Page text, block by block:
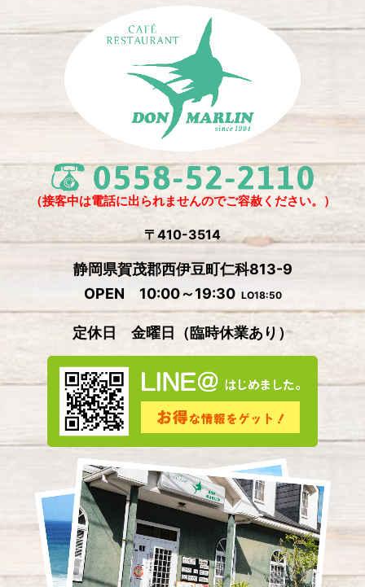
2025年4月
(2)
2025年3月
(2)
2025年2月
(6)
2024年12月
(1)
2024年11月
2024年10月(1)
2024年9月(5)
2024年8月
2024年6月
(4)
2024年5月(4)
2024年4月 (2)
2024年3月(5)
2024年2月(3)
2024年1月(3)
2023年12月
2023年11月(2)
2023年10月(5)
2023年9月(3)
2023年8月(3)
（接客中は電話に出られませんのでご容赦ください。）
〒410-3514
静岡県賀茂郡西伊豆町仁科813-9
OPEN 10:00～19:30 LO18:50
定休日 金曜日 （臨時休業あり）